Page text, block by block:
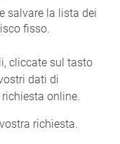
salvare la lista dei
fisso.
cliccate sul tasto
dati di
online.
richiesta.